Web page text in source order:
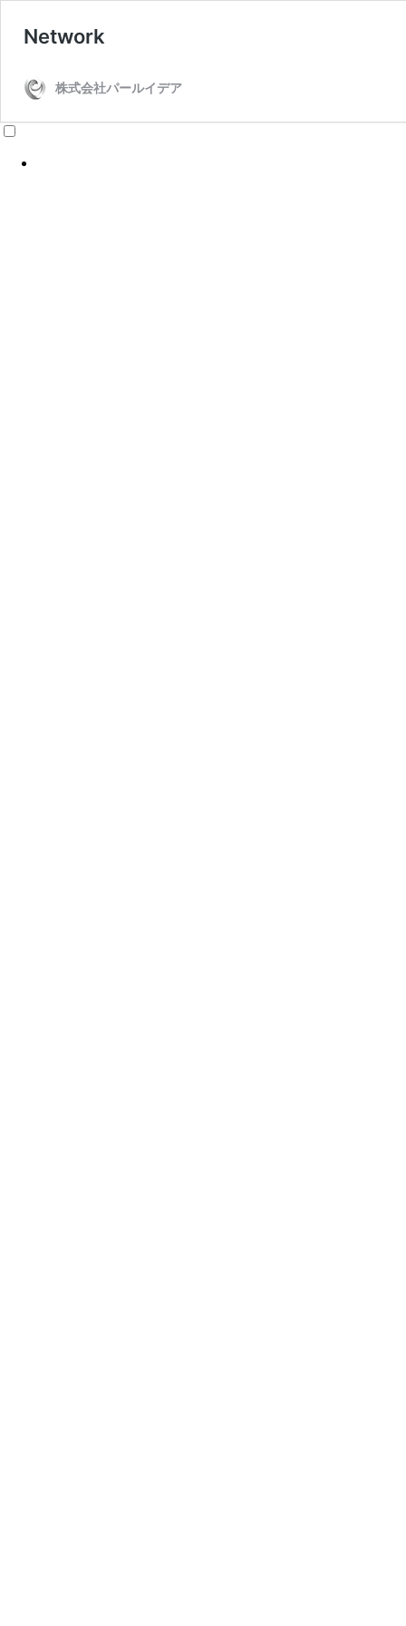
Network
株式会社パールイデア